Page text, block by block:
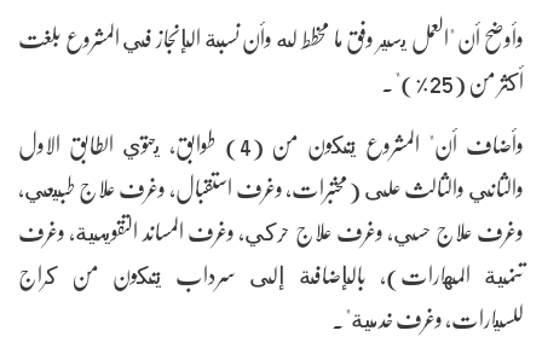
وأوضح أن "العمل يسير وفق ما مخطط له وأن نسبة الإنجاز في المشروع بلغت
أكثر من (25%)".
وأضاف أن" المشروع يتكون من (4) طوابق، يحتوي الطابق الاول
والثاني والثالث على (مختبرات، وغرف استقبال، وغرف علاج طبيعي،
وغرف علاج حسي، وغرف علاج حركي، وغرف المساند التقويمية، وغرف
تنمية المهارات)، بالإضافة إلى سرداب يتكون من كراج
للسيارات، وغرف خدمية".